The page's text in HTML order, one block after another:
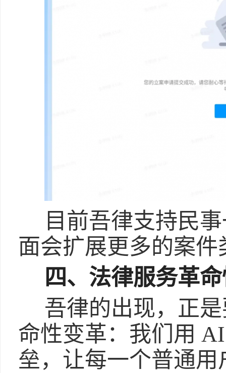
目前吾律支持民
面会扩展更多的案件
四、法律服务革
吾律的出现，正
命性变革：我们用
垒，让每一个普通